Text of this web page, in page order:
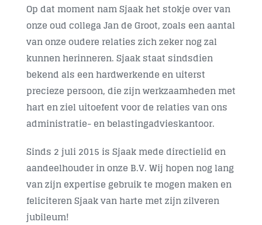
Op dat moment nam Sjaak het stokje over van
onze oud collega Jan de Groot, zoals een aantal
van onze oudere relaties zich zeker nog zal
kunnen herinneren. Sjaak staat sindsdien
bekend als een hardwerkende en uiterst
precieze persoon, die zijn werkzaamheden met
hart en ziel uitoefent voor de relaties van ons
administratie- en belastingadvieskantoor.
Sinds 2 juli 2015 is Sjaak mede directielid en
aandeelhouder in onze B.V. Wij hopen nog lang
van zijn expertise gebruik te mogen maken en
feliciteren Sjaak van harte met zijn zilveren
jubileum!